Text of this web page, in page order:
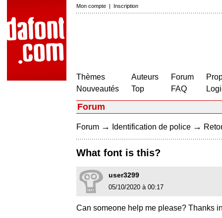
Mon compte | Inscription
Thèmes
Nouveautés
Auteurs
Top
Forum
FAQ
Forum
Forum → Identification de police →
What font is this?
user3299
05/10/2020 à 00:17
Can someone help me please? Thanks